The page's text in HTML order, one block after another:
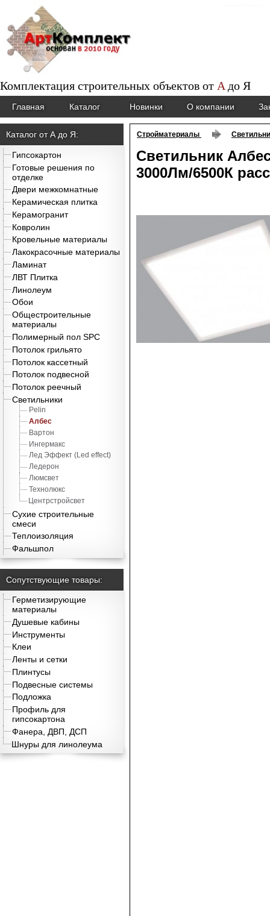
Комплектация строительных объектов от Aдо Я
Главная Каталог Новинки О компании
Каталог от А до Я:
Гипсокартон
Готовые решения по
отделке
Двери межкомнатные
Керамическая плитка
Керамогранит
Ковролин
Кровельные материалы
Лакокрасочные материалы
Ламинат
ЛВТ Плитка
Линолеум
Обои
Общестроительные
материалы
Полимерный пол SPC
Потолок грильято
Потолок кассетный
Потолок подвесной
Потолок реечный
Светильники
Pelin
Албес
Вартон
Ингермакс
Лед Эффект (Led effect)
Ледерон
Люмсвет
Технолюкс
Центрстройсвет
Сухие строительные
смеси
Теплоизоляция
Фальшпол
Сопутствующие товары:
Герметизирующие
материалы
Душевые кабины
Инструменты
Клеи
Ленты и сетки
Плинтусы
Подвесные системы
Подложка
Профиль для
гипсокартона
Фанера, ДВП, ДСП
Шнуры для линолеума
Стройматериалы
Светильник
3000Лм/6500К